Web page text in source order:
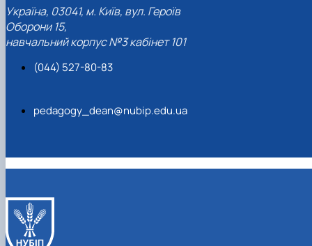
Україна, 03041, м. Київ, вул. Героїв
Оборони 15,
навчальний корпус №3 кабінет 101
(044) 527-80-83
pedagogy_dean@nubip.edu.ua